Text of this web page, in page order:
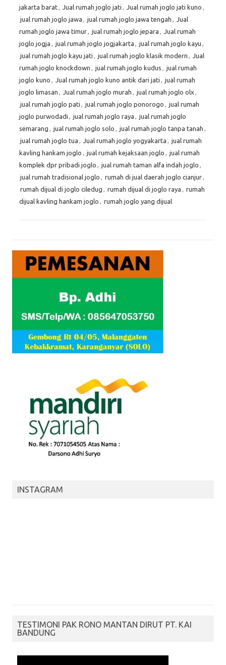
jakarta barat, Jual rumah joglo jati , Jual rumah joglo jati kuno ,
jual rumah joglo jawa , jual rumah joglo jawa tengah , Jual
rumah joglo jawa timur, jual rumah joglo jepara , Jual rumah
joglo jogja , jual rumah joglo jogjakarta , jual rumah joglo kayu ,
jual rumah joglo kayu jati , jual rumah joglo klasik modern , Jual
rumah joglo knockdown , jual rumah joglo kudus , jual rumah
joglo kuno , Jual rumah joglo kuno antik dari jati , jual rumah
joglo limasan , Jual rumah joglo murah , jual rumah joglo olx ,
jual rumah joglo pati , jual rumah joglo ponorogo , jual rumah
joglo purwodadi , jual rumah joglo raya , jual rumah joglo
semarang , jual rumah joglo solo , jual rumah joglo tanpa tanah ,
jual rumah joglo tua , Jual rumah joglo yogyakarta , jual rumah
kavling hankam joglo , jual rumah kejaksaan joglo , jual rumah
komplek dpr pribadi joglo , jual rumah taman alfa indah joglo ,
jual rumah tradisional joglo , rumah di jual daerah joglo cianjur,
rumah dijual di joglo ciledug , rumah dijual di joglo raya , rumah
dijual kavling hankam joglo , rumah joglo yang dijual
INSTAGRAM
TESTIMONI PAK RONO MANTAN DIRUT PT. KAI
BANDUNG